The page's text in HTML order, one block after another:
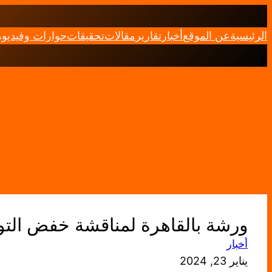
إلى
المحتوى
الرئيسيةعن الموقعأخبار تقارير مقالاتتحقيقاتحوارات
ورشة بالقاهرة لمناقشة خفض
أخبار
يناير 23, 2024